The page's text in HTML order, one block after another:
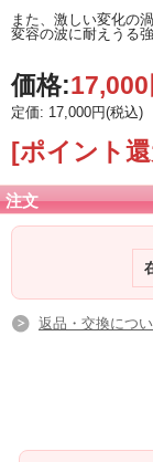
また、激しい変化の
変容の波に耐えうる
価格:17,000
定価: 17,000円(税込)
[ポイント
注文
返品・交換につ